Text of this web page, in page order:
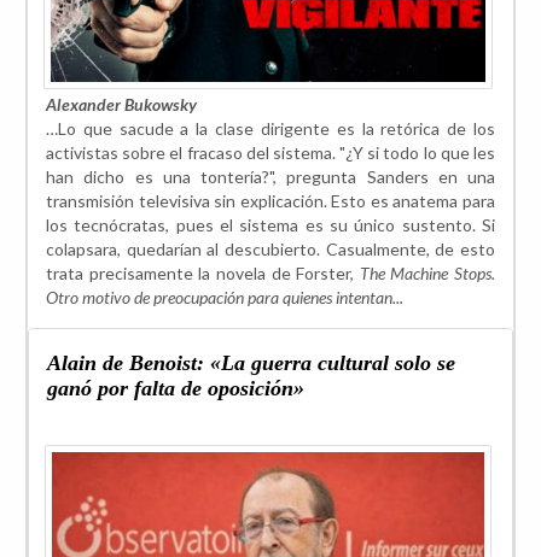
Alexander Bukowsky
…Lo que sacude a la clase dirigente es la retórica de los
activistas sobre el fracaso del sistema. "¿Y si todo lo que les
han dicho es una tontería?", pregunta Sanders en una
transmisión televisiva sin explicación. Esto es anatema para
los tecnócratas, pues el sistema es su único sustento. Si
colapsara, quedarían al descubierto. Casualmente, de esto
trata precisamente la novela de Forster, The Machine Stops.
Otro motivo de preocupación para quienes intentan...
Alain de Benoist: «La guerra cultural solo se
ganó por falta de oposición»